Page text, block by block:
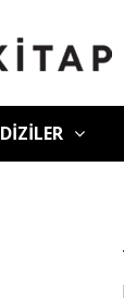
DIZILER